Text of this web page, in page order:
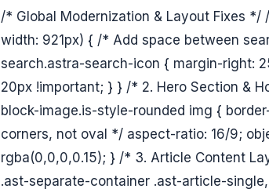
/* Global Modernization & Layout Fixes
width: 921px) { /* Add space between
search.astra-search-icon { margin-right:
20px !important; } } /* 2. Hero Section &
block-image.is-style-rounded img {
corners, not oval */ aspect-ratio: 16/9;
rgba(0,0,0,0.15); } /* 3. Article Content
.ast-separate-container .ast-article-